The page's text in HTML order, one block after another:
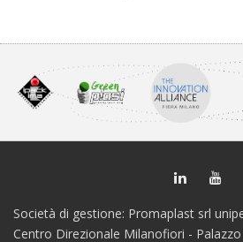
Società di gestione: Promaplast srl
Centro Direzionale Milanofiori -